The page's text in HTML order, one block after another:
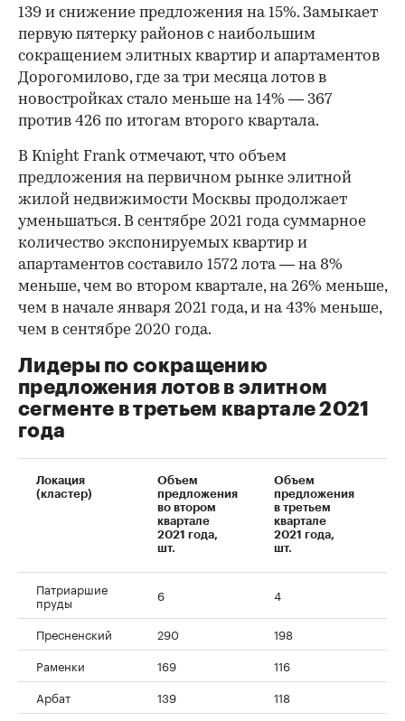
139 и снижение предложения на 15%. Замыкает
первую пятерку районов с наибольшим
сокращением элитных квартир и апартаментов
Дорогомилово, где за три месяца лотов в
новостройках стало меньше на 14% — 367
против 426 по итогам второго квартала.
В Knight Frank отмечают, что объем
предложения на первичном рынке элитной
жилой недвижимости Москвы продолжает
уменьшаться. В сентябре 2021 года суммарное
количество экспонируемых квартир и
апартаментов составило 1572 лота — на 8%
меньше, чем во втором квартале, на 26% меньше,
чем в начале января 2021 года, и на 43% меньше,
чем в сентябре 2020 года.
Лидеры по сокращению
предложения лотов в элитном
сегменте в третьем квартале 2021
года
Локация
(кластер)
Объем
предложения
во втором
квартале
2021 года,
шт.
Объем
предложения
в третьем
квартале
2021 года,
шт.
Патриаршие
пруды 6 4
Пресненский 290 198
Раменки
169 116
Арбат
139 118